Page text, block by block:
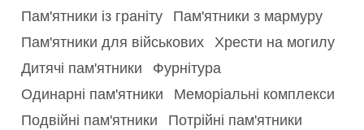
Пам'ятники із граніту
Пам'ятники з мармуру
Пам'ятники для військових
Хрести на могилу
Дитячі пам'ятники
Фурнітура
Одинарні пам'ятники
Меморіальні комплекси
Подвійні пам'ятники
Потрійні пам'ятники